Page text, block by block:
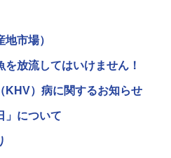
市場）
放流してはいけません！
KHV）病に関するお知らせ
」について